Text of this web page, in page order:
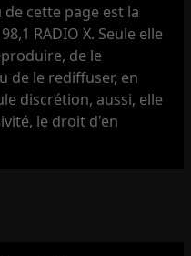
de cette page est la
RADIO X. Seule elle
de le
de le rediffuser, en
discrétion, aussi, elle
le droit d'en